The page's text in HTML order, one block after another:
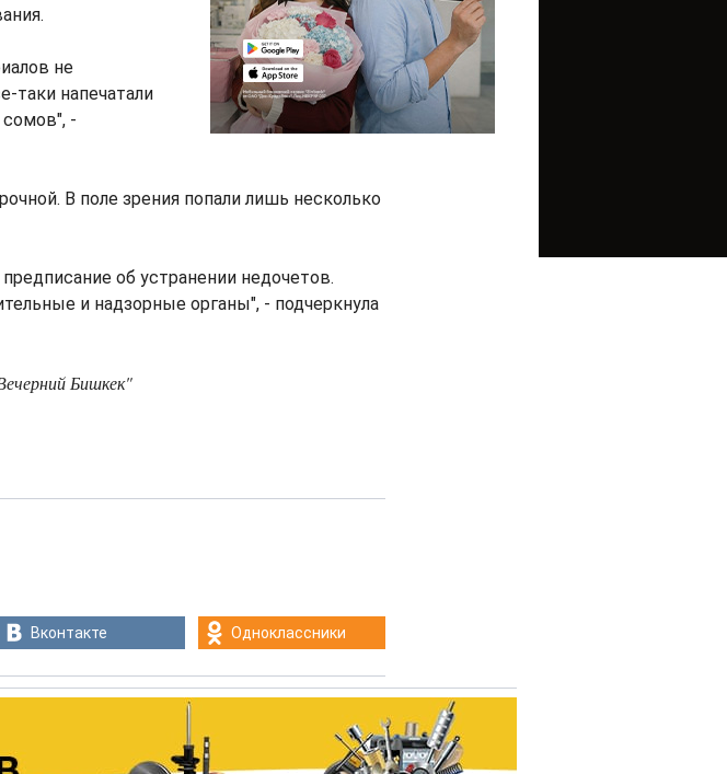
не
таки напечатали
сомов", -
В поле зрения попали лишь несколько
об устранении недочетов.
и надзорные органы", - подчеркнула
Бишкек"
Вконтакте Одноклассники